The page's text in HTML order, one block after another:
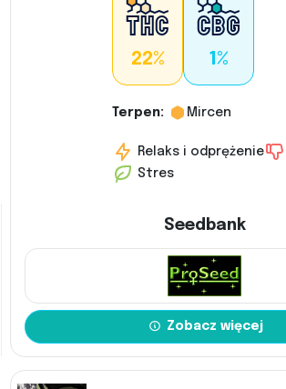
22% 1%
Terpen: Mircen
Relaks i odprężenie
Stres
Seedbank
Zobacz więcej